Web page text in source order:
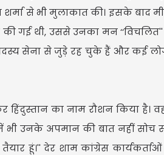
शर्मा से भी मुलाकात की। इसके बाद
गई थी, उससे उनका मन
सेना से जुड़े रह चुके हैं और कई
हिंदुस्तान का नाम रौशन किया है।
भी उनके अपमान की बात नहीं सोच
हूं।'' देर शाम कांग्रेस